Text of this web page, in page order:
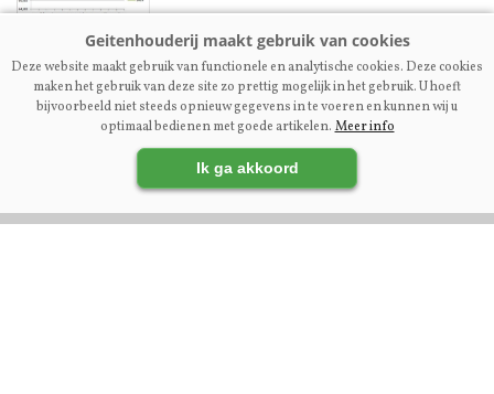
Fokkerij | Premium
Ex-NOG-bestuurslid Engel
Kupers: ‘Maak fokcommissie
dienstverlenend aan fokkers’
Deze website maakt gebruik van functionele en analytische cookies. Deze cookies
maken het gebruik van deze site zo prettig mogelijk in het gebruik. U hoeft
bijvoorbeeld niet steeds opnieuw gegevens in te voeren en kunnen wij u
optimaal bedienen met goede artikelen. Meer info
Ik ga akkoord